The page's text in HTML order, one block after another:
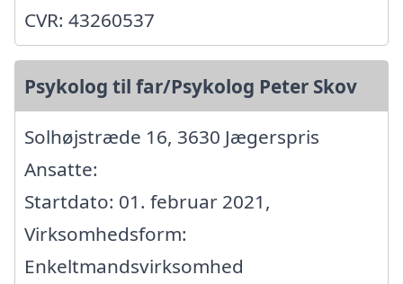
CVR: 43260537
Psykolog til far/Psykolog Peter Skov
Solhøjstræde 16, 3630 Jægerspris
Ansatte:
Startdato: 01. februar 2021,
Virksomhedsform:
Enkeltmandsvirksomhed